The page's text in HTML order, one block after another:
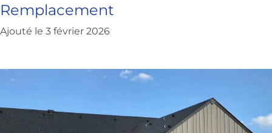
Remplacement
Ajouté le 3 février 2026